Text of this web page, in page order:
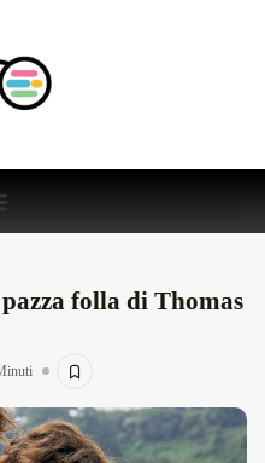
folla di Thomas